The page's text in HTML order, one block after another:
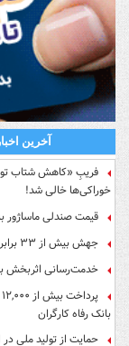
آخرین اخبار
خوراکی‌ها خالی شد!
قیمت صندلی ماساژور
جهش بیش از ۳۳ برابری سود خالص بانک رفاه کارگران در بهار ۱۴۰۵
خدمت‌رسانی اثربخش
بانک رفاه کارگران
حمایت از تولید ملی